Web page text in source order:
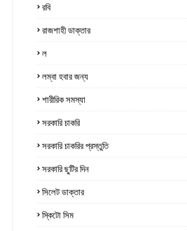
রবি
রাজশাহী ডাক্তার
ল
লম্বা হবার জন্য
শারীরিক সমস্যা
সরকারি চাকরি
সরকারি চাকরির প্রস্তুতি
সরকারি ছুটির দিন
সিলেট ডাক্তার
স্কিটো সিম